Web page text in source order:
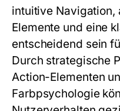
intuitive Navigation,
Elemente und eine
entscheidend sein
Durch strategische
Action-Elementen
Farbpsychologie